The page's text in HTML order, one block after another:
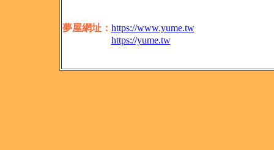
夢屋網址： https://www.yume.tw
https://yume.tw